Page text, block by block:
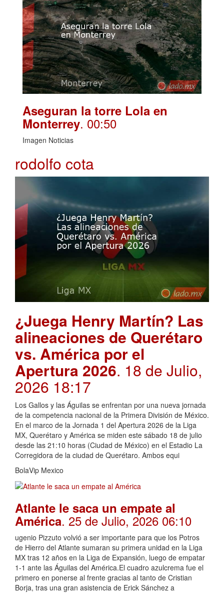
Aseguran la torre Lola en
Monterrey. 00:50
Imagen Noticias
rodolfo cota
¿Juega Henry Martín? Las
alineaciones de Querétaro
vs. América por el
Apertura 2026. 18 de Julio,
2026 18:17
Los Gallos y las Águilas se enfrentan por una nueva jornada
de la competencia nacional de la Primera División de México.
En el marco de la Jornada 1 del Apertura 2026 de la Liga
MX, Querétaro y América se miden este sábado 18 de julio
desde las 21:10 horas (Ciudad de México) en el Estadio La
Corregidora de la ciudad de Querétaro. Ambos equi
BolaVip Mexico
Atlante le saca un empate al
América. 25 de Julio, 2026 06:10
ugenio Pizzuto volvió a ser importante para que los Potros
de Hierro del Atlante sumaran su primera unidad en la Liga
MX tras 12 años en la Liga de Expansión, luego de empatar
1-1 ante las Águilas del América.El cuadro azulcrema fue el
primero en ponerse al frente gracias al tanto de Cristian
Borja, tras una gran asistencia de Erick Sánchez a